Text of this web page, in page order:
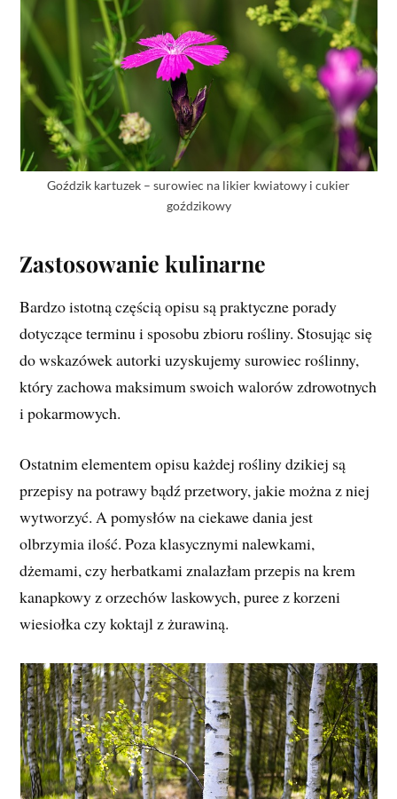
Goździk kartuzek – surowiec na likier kwiatowy i cukier
goździkowy
Zastosowanie kulinarne
Bardzo istotną częścią opisu są praktyczne porady
dotyczące terminu i sposobu zbioru rośliny. Stosując się
do wskazówek autorki uzyskujemy surowiec roślinny,
który zachowa maksimum swoich walorów zdrowotnych
i pokarmowych.
Ostatnim elementem opisu każdej rośliny dzikiej są
przepisy na potrawy bądź przetwory, jakie można z niej
wytworzyć. A pomysłów na ciekawe dania jest
olbrzymia ilość. Poza klasycznymi nalewkami,
dżemami, czy herbatkami znalazłam przepis na krem
kanapkowy z orzechów laskowych, puree z korzeni
wiesiołka czy koktajl z żurawiną.